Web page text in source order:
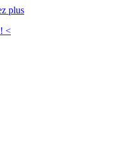
plus
<